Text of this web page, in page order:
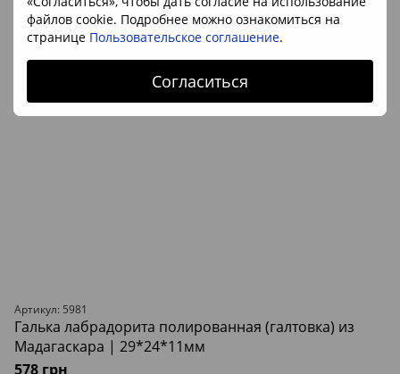
файлов cookie. Подробнее можно ознакомиться на
странице Пользовательское соглашение.
Согласиться
Артикул: 5981
Галька лабрадорита полированная (галтовка) из
Мадагаскара | 29*24*11мм
578 грн